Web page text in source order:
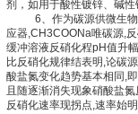
剂，如用于酸性镀锌、碱性
6、作为碳源供微生
应器,CH3COONa唯碳源,
缓冲溶液反硝化程pH值升
比反硝化规律结表明,论碳
酸盐氮变化趋势基本相同,
且随逐渐消失现象硝酸盐
反硝化速率现拐点,速率始